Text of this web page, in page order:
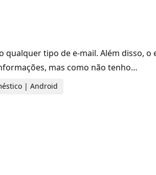
tipo de e-mail. Além disso,
mas como não tenho…
| Android